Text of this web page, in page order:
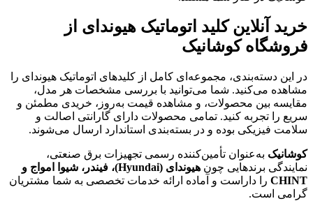
خرید آنلاین کلید اتوماتیک هیوندای از
فروشگاه کوشانیک
در این دسته‌بندی، مجموعه‌ای کامل از کلیدهای اتوماتیک هیوندای را
مشاهده می‌کنید. شما می‌توانید با بررسی مشخصات هر مدل،
مقایسه بین محصولات، و مشاهده قیمت به‌روز، خریدی مطمئن و
سریع را تجربه کنید. تمامی محصولات دارای گارانتی اصالت و
سلامت فیزیکی بوده و در بسته‌بندی استاندارد ارسال می‌شوند.
کوشانیک به‌عنوان تأمین‌کننده رسمی تجهیزات برق صنعتی،
نمایندگی برندهایی چون
هیوندای (Hyundai)، فیندر، شیوا امواج و
CHINT را داراست و آماده ارائه خدمات تخصصی به شما مشتریان
گرامی است.